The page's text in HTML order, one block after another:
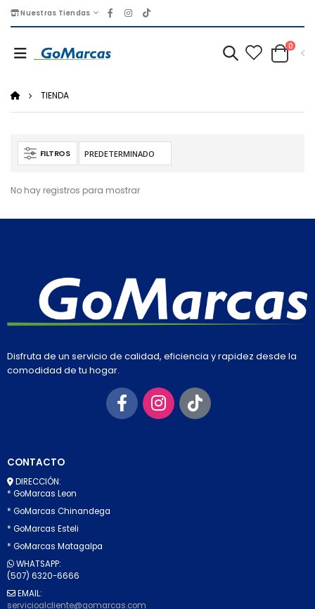
Nuestras Tiendas
0
TIENDA
FILTROS
No hay registros para mostrar
Disfruta de un servicio de calidad, eficiencia y rapidez desde la
comodidad de tu hogar.
CONTACTO
DIRECCIÓN:
* GoMarcas Leon
* GoMarcas Chinandega
* GoMarcas Esteli
* GoMarcas Matagalpa
WHATSAPP:
(507) 6320-6666
EMAIL:
servicioalcliente@gomarcas.com